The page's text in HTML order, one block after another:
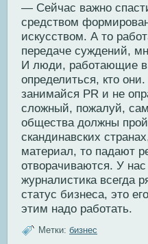
— Сейчас важно
средством
искусством. А то
передаче суждений,
И люди, работающие
определиться, кто
занимайся PR и не
сложный, пожалуй,
общества должны
скандинавских
материал, то падают
отворачиваются. У
журналистика всегда
статус бизнеса, это
этим надо работать.
Метки: бизнес